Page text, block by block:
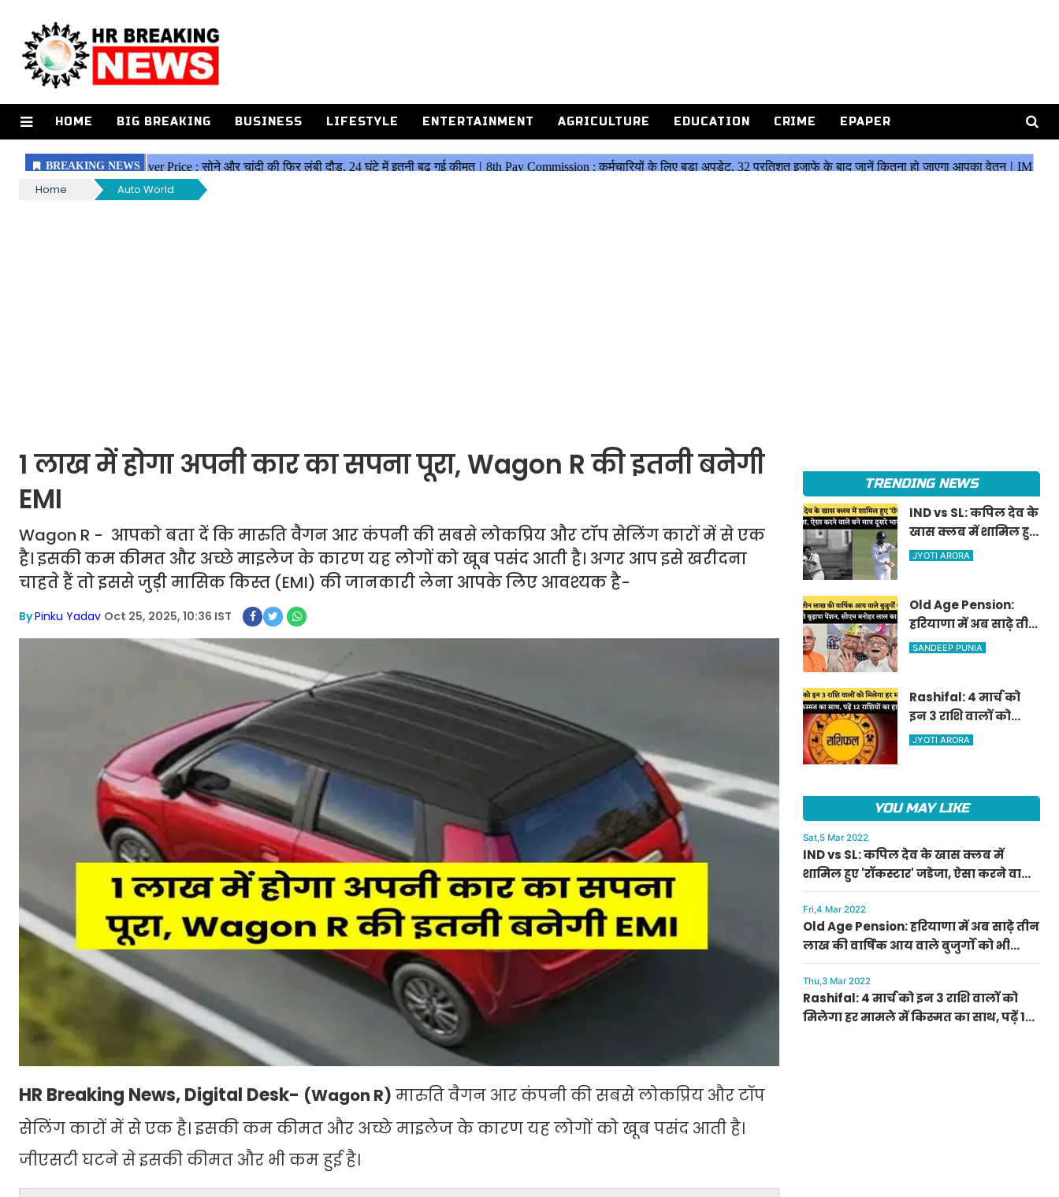
HOME BIG BREAKING BUSINESS LIFESTYLE ENTERTAINMENT AGRICULTURE EDUCATION CRIME EPAPER
Home Auto World
1 लाख में होगा अपनी कार का सपना पूरा, Wagon R की इतनी बनेगी
EMI
Wagon R - आपको बता दें कि मारुति वैगन आर कंपनी की सबसे लोकप्रिय और टॉप सेलिंग कारों में से एक
है। इसकी कम कीमत और अच्छे माइलेज के कारण यह लोगों को खूब पसंद आती है। अगर आप इसे खरीदना
चाहते हैं तो इससे जुड़ी मासिक किस्त (EMI) की जानकारी लेना आपके लिए आवश्यक है-
ByPinku Yadav Oct 25, 2025, 10:36 IST
HR Breaking News, Digital Desk- (Wagon R) मारुति वैगन आर कंपनी की सबसे लोकप्रिय और टॉप
सेलिंग कारों में से एक है। इसकी कम कीमत और अच्छे माइलेज के कारण यह लोगों को खूब पसंद आती है।
जीएसटी घटने से इसकी कीमत और भी कम हुई है।
TRENDING NEWS
IND vs SL: कपिल देव के
खास क्लब में शामिल हुए
'रॉकस्टार' जडेजा, ऐसा
JYOTI ARORA
Old Age Pension:
हरियाणा में अब साढ़े तीन
लाख की वार्षिक आय
सीएम मनोहर लाल का
ऐलान
SANDEEP PUNIA
Rashifal: 4 मार्च को
इन 3 राशि वालों को
मिलेगा हर मामले में
JYOTI ARORA
YOU MAY LIKE
Sat,5 Mar 2022
IND vs SL: कपिल देव के खास क्लब में
शामिल हुए 'रॉकस्टार' जडेजा, ऐसा करने वाले
बने मात्र दूसरे भारतीय
Fri,4 Mar 2022
Old Age Pension: हरियाणा में अब साढ़े तीन
लाख की वार्षिक आय वाले बुजुर्गों को भी
मिलेगी बुढ़ापा पेंशन, सीएम मनोहर लाल का
ऐलान
Thu,3 Mar 2022
Rashifal: 4 मार्च को इन 3 राशि वालों को
मिलेगा हर मामले में किस्मत का साथ, पढ़ें 12